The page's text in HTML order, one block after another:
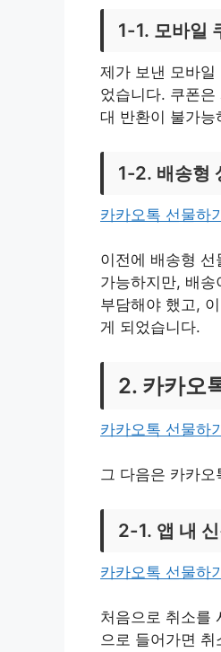
1-1. 모바일
제가 보낸 모바일
었습니다. 쿠폰
대 반환이 불가능
1-2. 배송형
카카오톡 선물하
이전에 배송형
가능하지만, 배
부담해야 했고,
게 되었습니다.
2. 카카오
카카오톡 선물하
그 다음은 카카
2-1. 앱 내
카카오톡 선물하
처음으로 취소를
으로 들어가면